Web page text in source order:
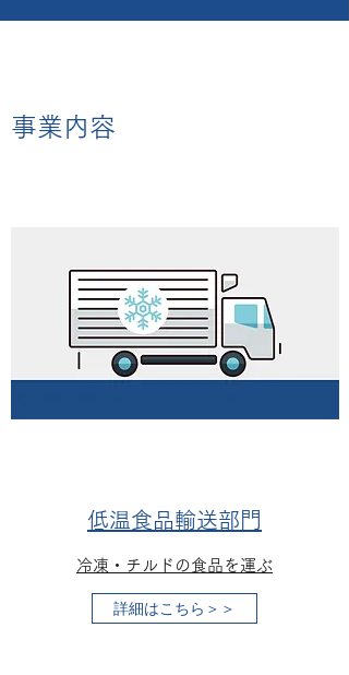
事業内容
低温食品輸送部門
冷凍・チルドの食品を運ぶ
詳細はこちら＞＞